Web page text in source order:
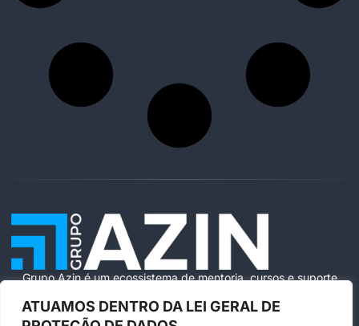
ATUAMOS DENTRO DA LEI GERAL DE
Grupo Azin é um ecossistema de mentoria, cursos e suporte
escala na Amazon Brasil.